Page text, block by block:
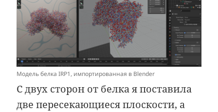
Модель белка IRP1, импортированная в Blender
С двух сторон от белка я поставила
две пересекающиеся плоскости, а